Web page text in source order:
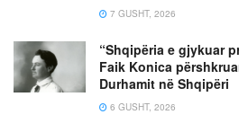
7 GUSHT, 2026
“Shqipëria e gjykuar
Faik Konica
Durhamit në Shqipëri
6 GUSHT, 2026